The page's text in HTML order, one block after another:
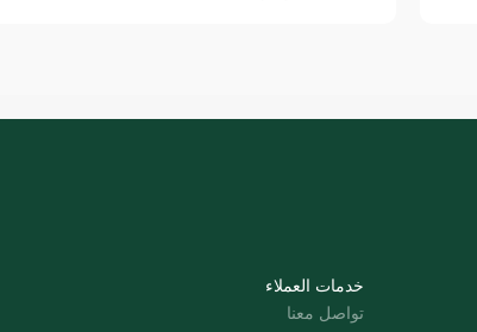
خدمات العملاء
تواصل معنا